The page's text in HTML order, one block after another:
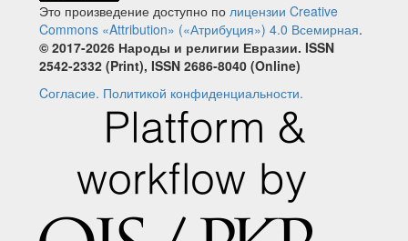
Это произведение доступно по лицензии Creative
Commons «Attribution» («Атрибуция») 4.0 Всемирная.
© 2017-2026 Народы и религии Евразии. ISSN
2542-2332 (Print), ISSN 2686-8040 (Online)
Cогласие. Политикой конфиденциальности.